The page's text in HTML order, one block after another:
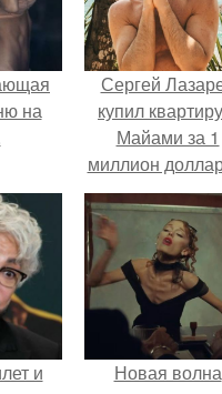
на
Сергей
купил
Майами за 1
миллион
и
Новая волна